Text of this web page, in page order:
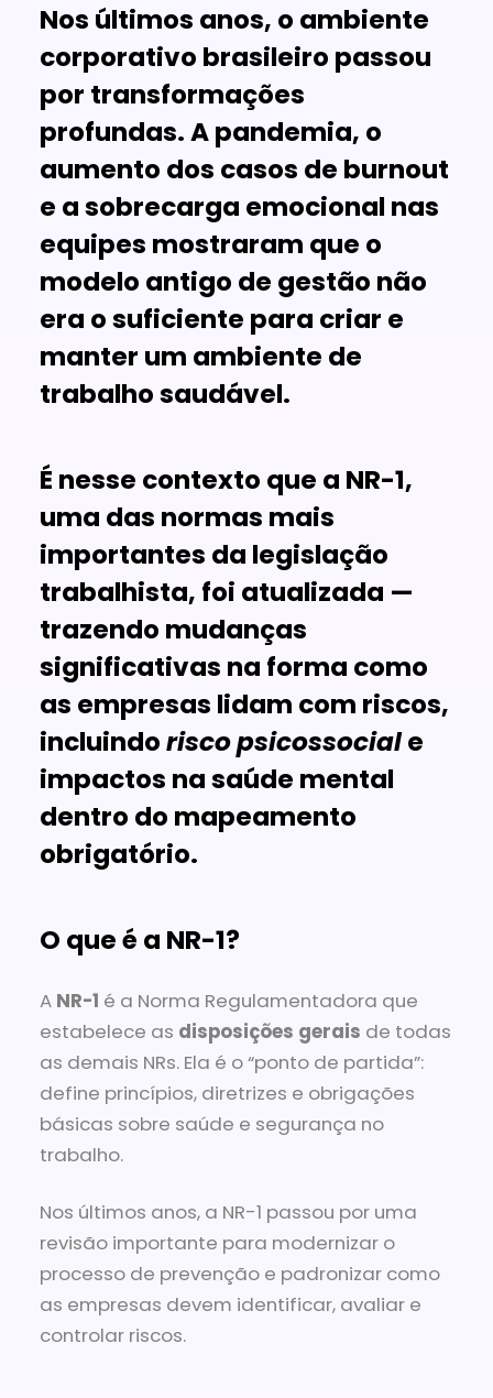
Nos últimos anos, o ambiente
corporativo brasileiro passou
por transformações
profundas. A pandemia, o
aumento dos casos de burnout
e a sobrecarga emocional nas
equipes mostraram que o
modelo antigo de gestão não
era o suficiente para criar e
manter um ambiente de
trabalho saudável.
É nesse contexto que a NR-1,
uma das normas mais
importantes da legislação
trabalhista, foi atualizada —
trazendo mudanças
significativas na forma como
as empresas lidam com riscos,
incluindorisco psicossociale
impactos na saúde mental
dentro do mapeamento
obrigatório.
O que é a NR-1?
A NR-1 é a Norma Regulamentadora que
estabelece as disposições gerais de todas
as demais NRs. Ela é o “ponto de partida”:
define princípios, diretrizes e obrigações
básicas sobre saúde e segurança no
trabalho.
Nos últimos anos, a NR-1 passou por uma
revisão importante para modernizar o
processo de prevenção e padronizar como
as empresas devem identificar, avaliar e
controlar riscos.